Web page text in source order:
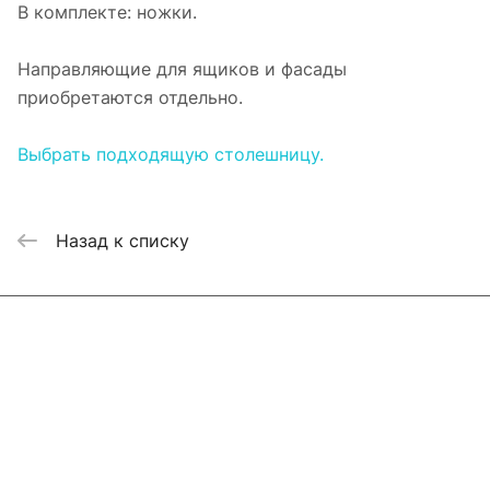
В комплекте: ножки.
Направляющие для ящиков и фасады
приобретаются отдельно.
Выбрать подходящую столешницу.
Назад к списку